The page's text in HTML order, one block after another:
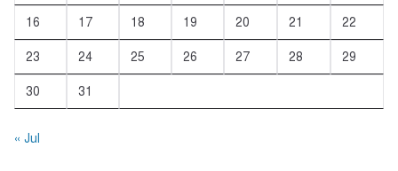
16 17 18 19 20 21 22
23 24 25 26 27 28 29
30 31
« Jul